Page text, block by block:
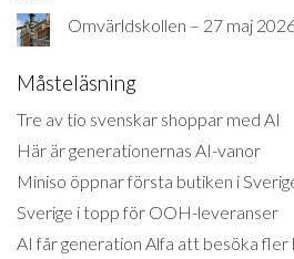
Omvärldskollen – 27 maj
Måsteläsning
Tre av tio svenskar shoppar med AI
Här är generationernas AI-vanor
Miniso öppnar första butiken i
Sverige i topp för OOH-leveranser
AI får generation Alfa att besöka